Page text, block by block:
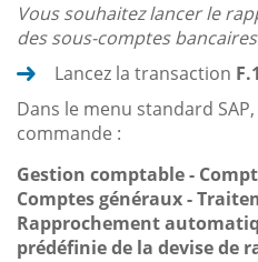
Vous souhaitez lancer le
des sous-comptes
Lancez la transaction
Dans le menu standard
commande :
Gestion comptable -
Comptes généraux -
Rapprochement
prédéfinie de la devise de